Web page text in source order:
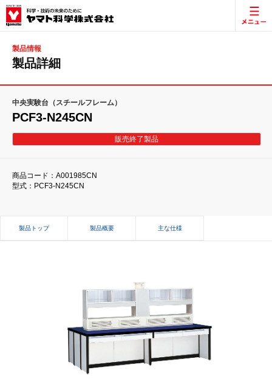
製品情報
製品詳細
中央実験台（スチールフレーム）
PCF3-N245CN
販売終了製品
商品コード：A001985CN
型式：PCF3-N245CN
製品トップ 製品概要 主な仕様